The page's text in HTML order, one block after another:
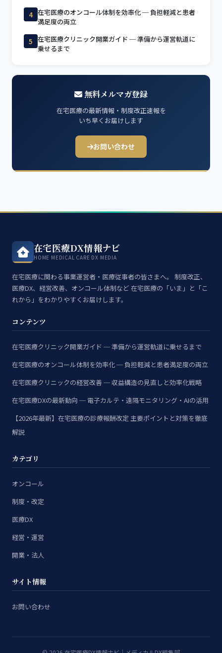
4 在宅医療のオンコール体制を効率化 ─ 負担軽減と患者
満足度の両立
5 在宅医療クリニック開業ガイド ─ 準備から運営軌道に
乗せるまで
無料メルマガ登録
在宅医療の最新情報・制度改正速報を
いち早くお届けします
お問い合わせ
在宅医療DX情報ナビ
HOME MEDICAL CARE DX MEDIA
在宅医療に関わる事業運営者・医療従事者の皆さまへ。 制度改正、
医療DX、経営改善、オンコール体制など 在宅医療の「いま」と「こ
れから」をわかりやすくお届けします。
コンテンツ
在宅医療クリニック開業ガイド ─ 準備から運営軌道に乗せるまで
在宅医療のオンコール体制を効率化 ─ 負担軽減と患者満足度の両立
在宅医療クリニックの経営改善 ─ 収益構造の見直しと効率化戦略
在宅医療DXの最新動向 ─ 電子カルテ・遠隔モニタリング・AIの活用
【2026年最新】在宅医療の診療報酬改定 主要ポイントと対策を徹底
解説
カテゴリ
オンコール
制度・改定
医療DX
経営・運営
開業・法人
サイト情報
お問い合わせ